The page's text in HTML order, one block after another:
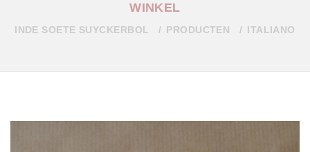
WINKEL
INDE SOETE SUYCKERBOL PRODUCTEN ITALIANO